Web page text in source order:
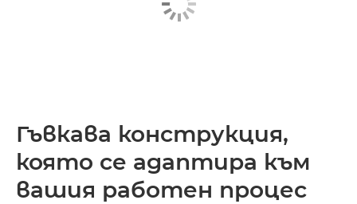
Гъвкава конструкция,
която се адаптира към
вашия работен процес